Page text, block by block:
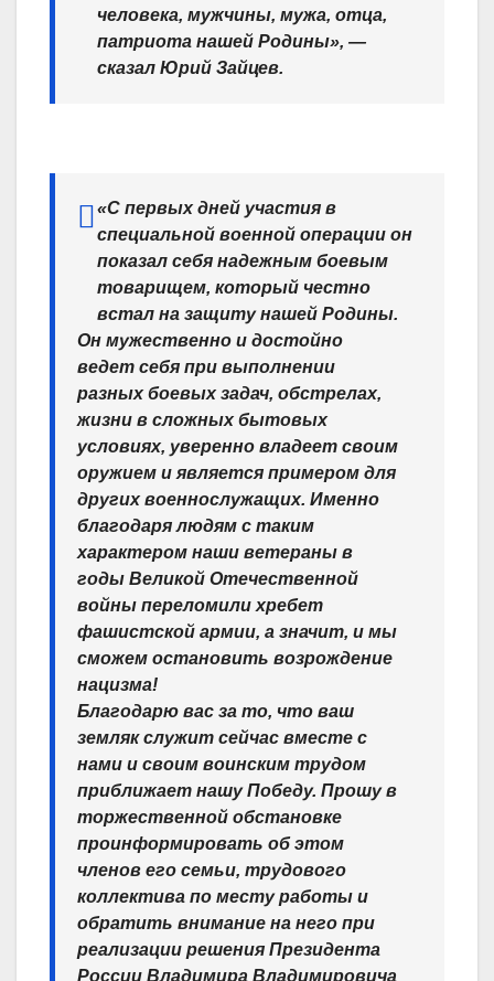
человека, мужчины, мужа, отца,
патриота нашей Родины», —
сказал Юрий Зайцев.
«С первых дней участия в
специальной военной операции он
показал себя надежным боевым
товарищем, который честно
встал на защиту нашей Родины.
Он мужественно и достойно
ведет себя при выполнении
разных боевых задач, обстрелах,
жизни в сложных бытовых
условиях, уверенно владеет своим
оружием и является примером для
других военнослужащих. Именно
благодаря людям с таким
характером наши ветераны в
годы Великой Отечественной
войны переломили хребет
фашистской армии, а значит, и мы
сможем остановить возрождение
нацизма!
Благодарю вас за то, что ваш
земляк служит сейчас вместе с
нами и своим воинским трудом
приближает нашу Победу. Прошу в
торжественной обстановке
проинформировать об этом
членов его семьи, трудового
коллектива по месту работы и
обратить внимание на него при
реализации решения Президента
России Владимира Владимировича